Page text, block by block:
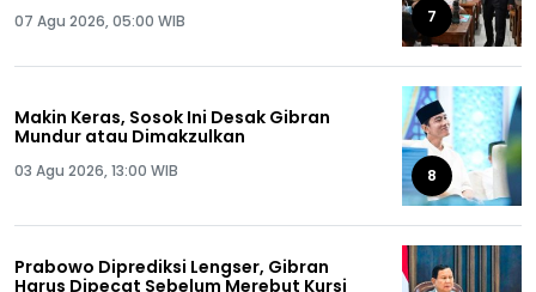
07 Agu 2026, 05:00 WIB 7
Makin Keras, Sosok Ini Desak Gibran
Mundur atau Dimakzulkan
03 Agu 2026, 13:00 WIB 8
Prabowo Diprediksi Lengser, Gibran
Harus Dipecat Sebelum Merebut Kursi